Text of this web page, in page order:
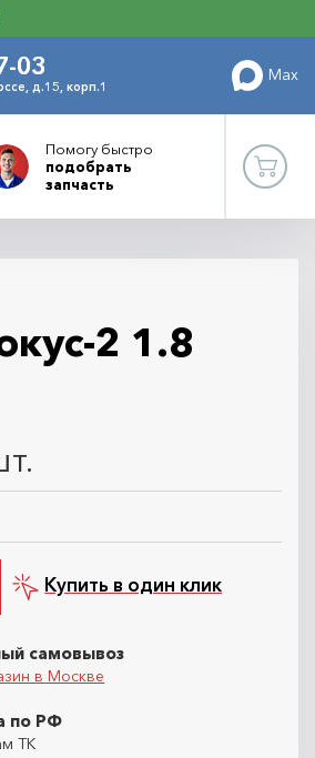
03
д.15, корп.1
Max
Помогу быстро
подобрать
запчасть
2 1.8
Купить в один клик
самовывоз
в Москве
по РФ
ТК